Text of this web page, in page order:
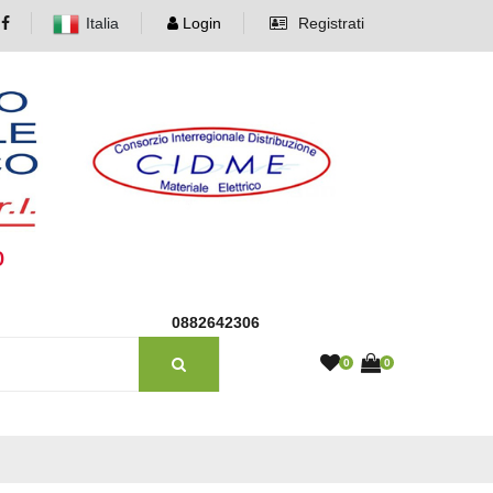
Italia Login Registrati
0882642306
0 0